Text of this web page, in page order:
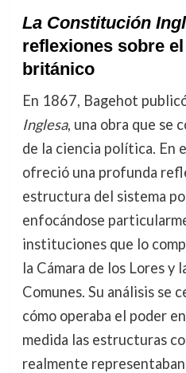
La Constitución
reflexiones sobre
británico
En 1867, Bagehot
Inglesa, una obra que se
de la ciencia política. En
ofreció una profunda
estructura del sistema
enfocándose
instituciones que lo
la Cámara de los Lores y
Comunes. Su análisis se
cómo operaba el poder
medida las estructuras
realmente